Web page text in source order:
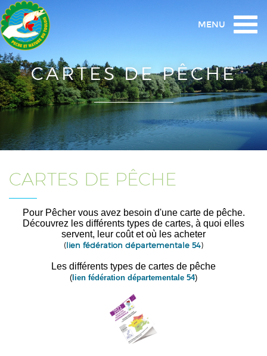
MENU
CARTES DE PÊCHE
CARTES DE PÊCHE
Pour Pêcher vous avez besoin d'une carte de pêche.
Découvrez les différents types de cartes, à quoi elles
servent, leur coût et où les acheter
(lien fédération départementale 54)
Les différents types de cartes de pêche
( lien fédération départementale 54)